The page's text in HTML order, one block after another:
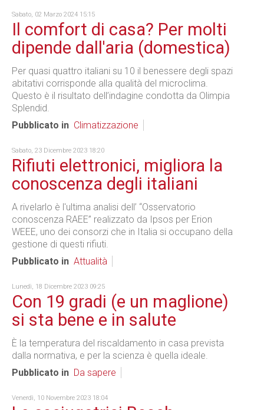
Sabato, 02 Marzo 2024 15:15
Il comfort di casa? Per molti
dipende dall'aria (domestica)
Per quasi quattro italiani su 10 il benessere degli spazi
abitativi corrisponde alla qualità del microclima.
Questo è il risultato dell’indagine condotta da Olimpia
Splendid.
Pubblicato in Climatizzazione
Sabato, 23 Dicembre 2023 18:20
Rifiuti elettronici, migliora la
conoscenza degli italiani
A rivelarlo è l'ultima analisi dell’ “Osservatorio
conoscenza RAEE” realizzato da Ipsos per Erion
WEEE, uno dei consorzi che in Italia si occupano della
gestione di questi rifiuti.
Pubblicato in Attualità
Lunedì, 18 Dicembre 2023 09:25
Con 19 gradi (e un maglione)
si sta bene e in salute
È la temperatura del riscaldamento in casa prevista
dalla normativa, e per la scienza è quella ideale.
Pubblicato in Da sapere
Venerdì, 10 Novembre 2023 18:04